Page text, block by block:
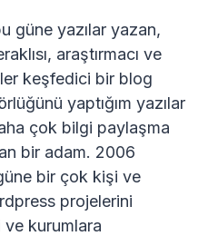
güne yazılar yazan,
araştırmacı ve
keşfedici bir blog
yaptığım yazılar
çok bilgi paylaşma
bir adam. 2006
bir çok kişi ve
projelerini
ve kurumlara